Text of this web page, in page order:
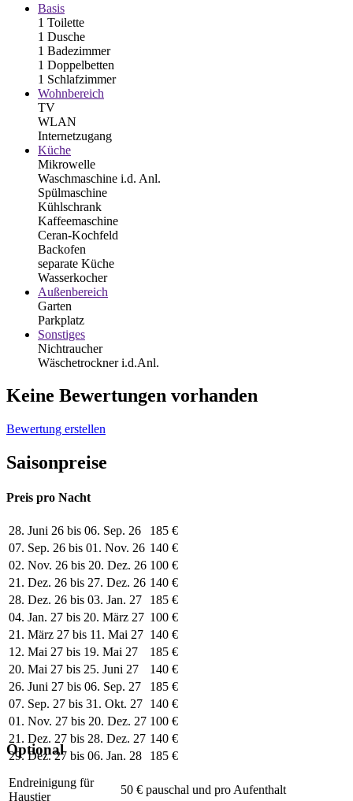
Basis
1 Toilette
1 Dusche
1 Badezimmer
1 Doppelbetten
1 Schlafzimmer
Wohnbereich
TV
WLAN
Internetzugang
Küche
Mikrowelle
Waschmaschine i.d. Anl.
Spülmaschine
Kühlschrank
Kaffeemaschine
Ceran-Kochfeld
Backofen
separate Küche
Wasserkocher
Außenbereich
Garten
Parkplatz
Sonstiges
Nichtraucher
Wäschetrockner i.d.Anl.
Keine Bewertungen vorhanden
Bewertung erstellen
Saisonpreise
Preis pro Nacht
28. Juni 26 bis 06. Sep. 26
185 €
07. Sep. 26 bis 01. Nov. 26 140 €
02. Nov. 26 bis 20. Dez. 26 100 €
21. Dez. 26 bis 27. Dez. 26 140 €
28. Dez. 26 bis 03. Jan. 27
185 €
04. Jan. 27 bis 20. März 27 100 €
21. März 27 bis 11. Mai 27 140 €
12. Mai 27 bis 19. Mai 27
185 €
20. Mai 27 bis 25. Juni 27
140 €
26. Juni 27 bis 06. Sep. 27
185 €
07. Sep. 27 bis 31. Okt. 27 140 €
01. Nov. 27 bis 20. Dez. 27 100 €
21. Dez. 27 bis 28. Dez. 27 140 €
29. Dez. 27 bis 06. Jan. 28
185 €
Optional
Endreinigung für
Haustier
50 € pauschal und pro Aufenthalt